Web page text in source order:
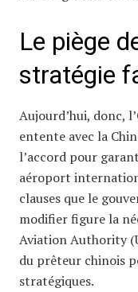
Le piège
stratégie
Aujourd’hui, donc,
entente avec la
l’accord pour
aéroport
clauses que le
modifier figure la
Aviation Authority
du prêteur chinois
stratégiques.